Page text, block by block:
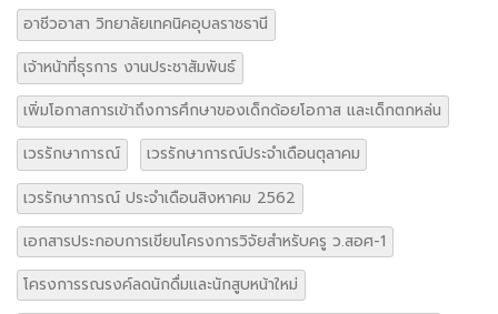
อาชีวอาสา วิทยาลัยเทคนิคอุบลราชธานี
เจ้าหน้าที่ธุรการ งานประชาสัมพันธ์
เพิ่มโอกาสการเข้าถึงการศึกษาของเด็กด้อยโอกาส และเด็กตกหล่น
เวรรักษาการณ์
เวรรักษาการณ์ประจำเดือนตุลาคม
เวรรักษาการณ์ ประจำเดือนสิงหาคม 2562
เอกสารประกอบการเขียนโครงการวิจัยสำหรับครู ว.สอศ-1
โครงการรณรงค์ลดนักดื่มและนักสูบหน้าใหม่